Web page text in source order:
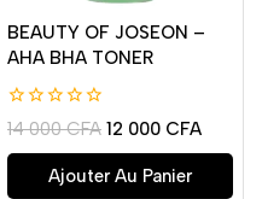
BEAUTY OF JOSEON –
AHA BHA TONER
0
de
5
14 000CFA 12 000 CFA
Ajouter Au Panier